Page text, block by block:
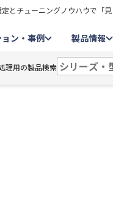
チューニングノウハウで「見
ン・事例 製品情報
理用の製品検索